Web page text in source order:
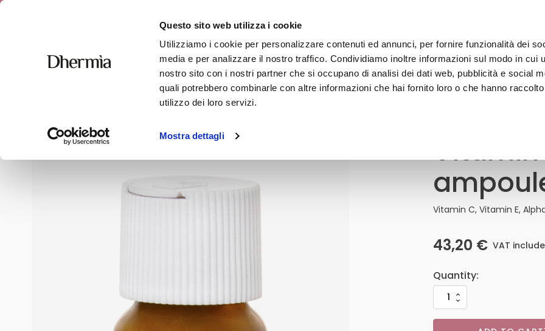
Questo sito web utilizza i cookie
Utilizziamo i cookie per personalizzare contenuti ed annunci, per fornire funzionalità dei
media e per analizzare il nostro traffico. Condividiamo inoltre informazioni sul modo in cui
nostro sito con i nostri partner che si occupano di analisi dei dati web, pubblicità e social
quali potrebbero combinarle con altre informazioni che hai fornito loro o che hanno
utilizzo dei loro servizi.
Mostra dettagli
Free shipping on orders over 50€ - subscribe to our newsletter and receive
FACE BODY HAIR SUN CARE LINE
Vitamin C Serum - 6 ampoules
Vitamin
Vitamin C, Vitamin E,
43,20 € VAT
-
6
Quantity